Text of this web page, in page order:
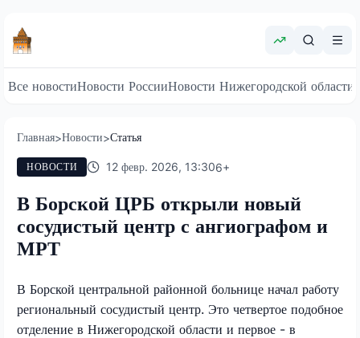
Все новостиНовости РоссииНовости Нижегородской области
Главная>Новости>Статья
НОВОСТИ 12 февр. 2026, 13:306+
В Борской ЦРБ открыли новый
сосудистый центр с ангиографом и
МРТ
В Борской центральной районной больнице начал работу
региональный сосудистый центр. Это четвертое подобное
отделение в Нижегородской области и первое - в